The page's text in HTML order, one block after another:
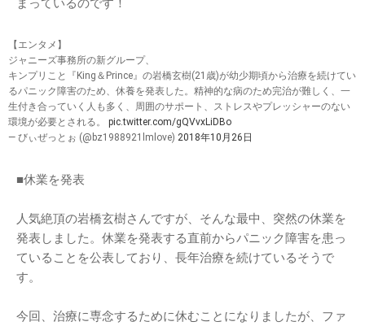
まっているのです！
【エンタメ】
ジャニーズ事務所の新グループ、
キンプリこと『King＆Prince』の岩橋玄樹(21歳)が幼少期頃から治療を続けてい
るパニック障害のため、休養を発表した。精神的な病のため完治が難しく、一
生付き合っていく人も多く、周囲のサポート、ストレスやプレッシャーのない
環境が必要とされる。 pic.twitter.com/gQVvxLiDBo
— びぃぜっとぉ (@bz1988921lmlove) 2018年10月26日
■休業を発表
人気絶頂の岩橋玄樹さんですが、そんな最中、突然の休業を
発表しました。休業を発表する直前からパニック障害を患っ
ていることを公表しており、長年治療を続けているそうで
す。
今回、治療に専念するために休むことになりましたが、ファ